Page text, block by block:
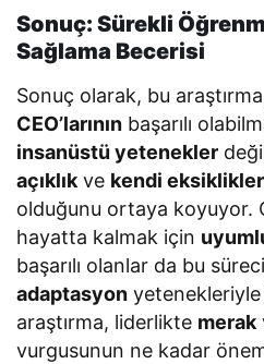
Sonuç: Sürekli
Sağlama Becerisi
Sonuç olarak, bu
CEO’larının başarılı
insanüstü yetenekler
açıklık ve kendi
olduğunu ortaya koyuyor.
hayatta kalmak için
başarılı olanlar da bu
adaptasyon yetenekleriyle
araştırma, liderlikte merak
vurgusunun ne kadar